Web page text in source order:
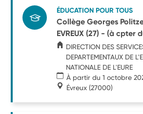
ÉDUCATION POUR TOUS
Collège Georges
EVREUX (27) - (à cpter
DIRECTION DES
DEPARTEMENTAUX DE
NATIONALE DE L'EURE
À partir du 1 octobre
Évreux (27000)